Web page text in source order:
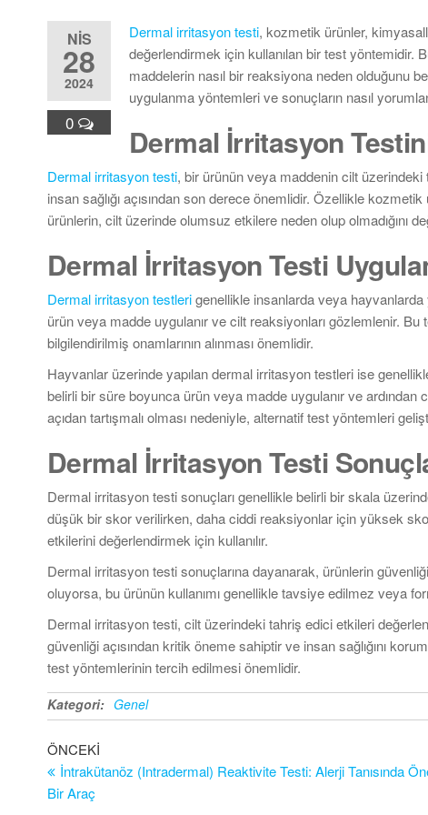
NIS
28
2024
0
Dermal irritasyon testi, kozmetik ürünler,
değerlendirmek için kullanılan bir test yöntemidir.
maddelerin nasıl bir reaksiyona neden olduğunu
uygulanma yöntemleri ve sonuçların nasıl
Dermal İrritasyon
Dermal irritasyon testi, bir ürünün veya maddenin cilt üzerindeki
insan sağlığı açısından son derece önemlidir. Özellikle
ürünlerin, cilt üzerinde olumsuz etkilere neden olup olmadığını
Dermal İrritasyon Testi
Dermal irritasyon testlerigenellikle insanlarda veya hayvanlarda
ürün veya madde uygulanır ve cilt reaksiyonları gözlemlenir. Bu
bilgilendirilmiş onamlarının alınması önemlidir.
Hayvanlar üzerinde yapılan dermal irritasyon testleri ise
belirli bir süre boyunca ürün veya madde uygulanır ve
açıdan tartışmalı olması nedeniyle, alternatif test yöntemleri
Dermal İrritasyon Testi
Dermal irritasyon testi sonuçları genellikle belirli bir skala
düşük bir skor verilirken, daha ciddi reaksiyonlar için yüksek
etkilerini değerlendirmek için kullanılır.
Dermal irritasyon testi sonuçlarına dayanarak, ürünlerin
oluyorsa, bu ürünün kullanımı genellikle tavsiye edilmez veya
Dermal irritasyon testi, cilt üzerindeki tahriş edici etkileri
güvenliği açısından kritik öneme sahiptir ve insan sağlığını
test yöntemlerinin tercih edilmesi önemlidir.
Kategori: Genel
Yazı
gezinmesi
Önceki
Yazı
ÖNCEKI
İntrakütanöz (Intradermal) Reaktivite Testi: Alerji Tanısında
Bir Araç